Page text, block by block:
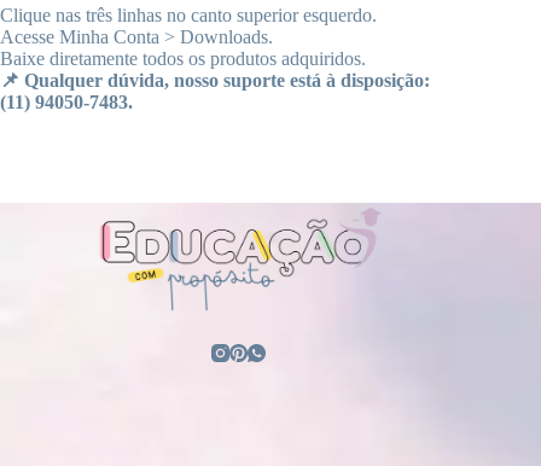
Clique nas três linhas no canto superior esquerdo.
Acesse Minha Conta > Downloads.
Baixe diretamente todos os produtos adquiridos.
📌 Qualquer dúvida, nosso suporte está à disposição:
(11) 94050-7483.